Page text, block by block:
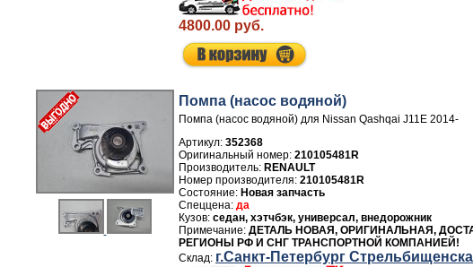
4800.00 руб.
Помпа (насос водяной)
Помпа (насос водяной) для Nissan Qashqai J11E 2014-
Артикул: 352368
210105481R
Производитель: RENAULT
Номер производителя: 210105481R
Новая запчасть
да
седан, хэтчбэк, универсал, внедорожник
ДЕТАЛЬ НОВАЯ, ОРИГИНАЛЬНАЯ,
РЕГИОНЫ РФ И СНГ ТРАНСПОРТНОЙ КОМПАНИЕЙ!
г.Санкт-Петербург